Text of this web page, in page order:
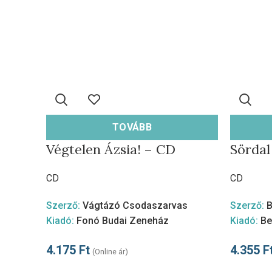
TOVÁBB
Végtelen Ázsia! – CD
CD
Szerző: Vágtázó Csodaszarvas
Kiadó: Fonó Budai Zeneház
4.175 Ft (Online ár)
CD
Szerző:
Kiadó:
4.355